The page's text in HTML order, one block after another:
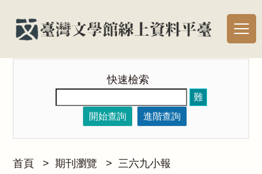
快速檢索
難
開始查詢
進階查詢
首頁 > 期刊瀏覽 > 三六九小報